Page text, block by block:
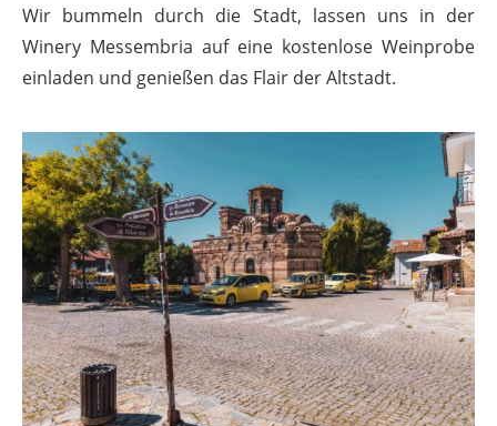
Wir bummeln durch die Stadt, lassen uns in der
Winery Messembria auf eine kostenlose Weinprobe
einladen und genießen das Flair der Altstadt.